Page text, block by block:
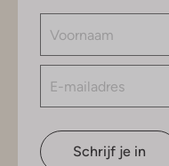
Schrijf je in